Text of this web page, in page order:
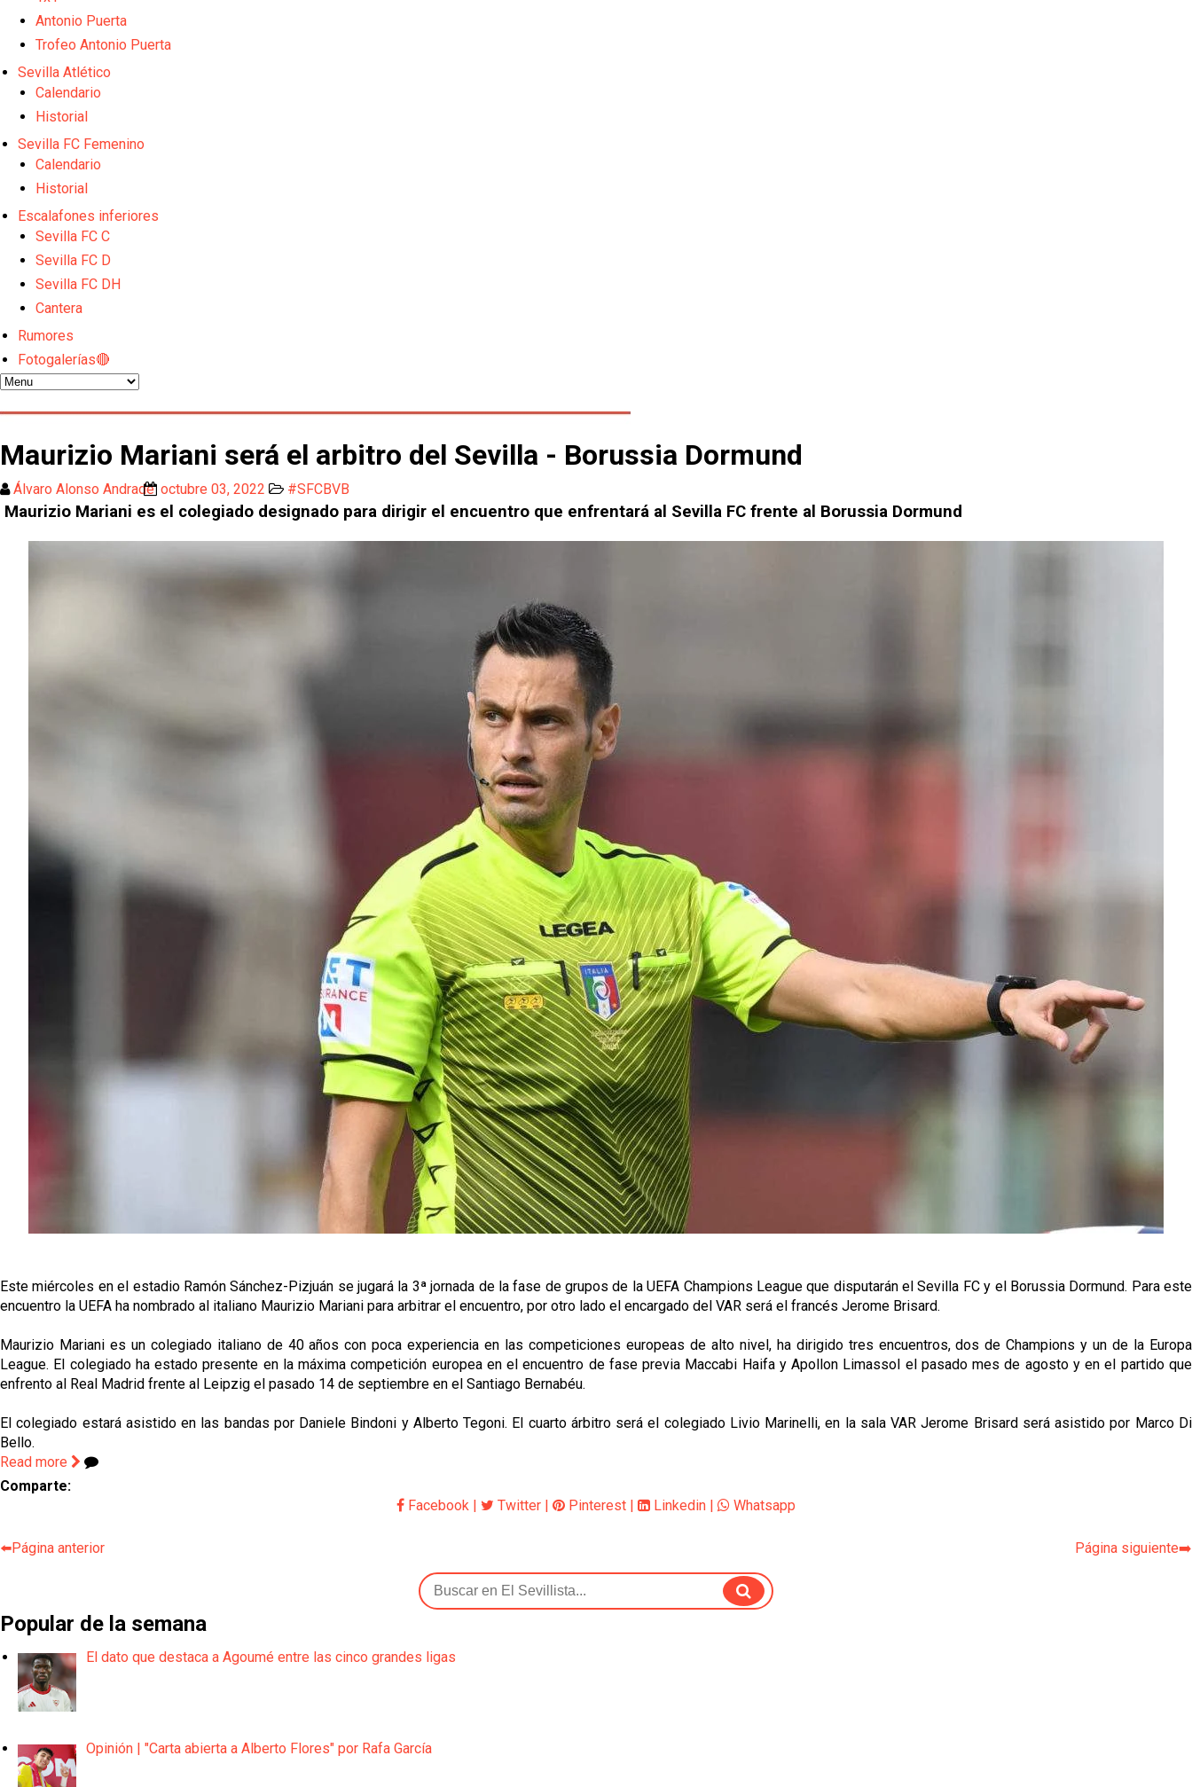
Vargas y Sow se incorporan al grupo en la sesión del martes
Odysseas Vlachodimos: “El objetivo es mejorar la temporada pasada”
El Sevilla FC empieza a inscribir a los nuevos fichajes
Opinión | "Carta abierta a Alberto Flores" por Rafa García
El Sevilla oficializa el traspaso de Sow
Antonio Puerta
Trofeo Antonio Puerta
Sevilla Atlético
Calendario
Historial
Sevilla FC Femenino
Calendario
Historial
Escalafones inferiores
Sevilla FC C
Sevilla FC D
Sevilla FC DH
Cantera
Rumores
Fotogalerías🔴
Maurizio Mariani será el arbitro del Sevilla - Borussia Dormund
Álvaro Alonso Andrade octubre 03, 2022 #SFCBVB
Maurizio Mariani es el colegiado designado para dirigir el encuentro que enfrentará al Sevilla FC frente al Borussia Dormund
Este miércoles en el estadio Ramón Sánchez-Pizjuán se jugará la 3ª jornada de la fase de grupos de la UEFA Champions League que disputarán el Sevilla FC y el Borussia Dormund. Para este
encuentro la UEFA ha nombrado al italiano Maurizio Mariani para arbitrar el encuentro, por otro lado el encargado del VAR será el francés Jerome Brisard.
Maurizio Mariani es un colegiado italiano de 40 años con poca experiencia en las competiciones europeas de alto nivel, ha dirigido tres encuentros, dos de Champions y un de la Europa
League. El colegiado ha estado presente en la máxima competición europea en el encuentro de fase previa Maccabi Haifa y Apollon Limassol el pasado mes de agosto y en el partido que
enfrento al Real Madrid frente al Leipzig el pasado 14 de septiembre en el Santiago Bernabéu.
El colegiado estará asistido en las bandas por Daniele Bindoni y Alberto Tegoni. El cuarto árbitro será el colegiado Livio Marinelli, en la sala VAR Jerome Brisard será asistido por Marco Di
Bello.
Read more
Comparte:
Facebook | Twitter | Pinterest | Linkedin | Whatsapp
⬅️Página anterior Página siguiente➡️
Popular de la semana
El dato que destaca a Agoumé entre las cinco grandes ligas
Opinión | "Carta abierta a Alberto Flores" por Rafa García